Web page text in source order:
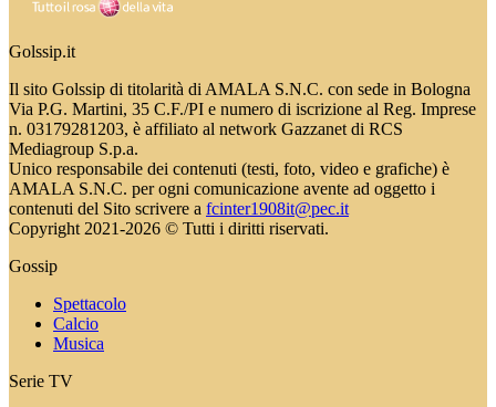
Golssip.it
Il sito Golssip di titolarità di AMALA S.N.C. con sede in Bologna
Via P.G. Martini, 35 C.F./PI e numero di iscrizione al Reg. Imprese
n. 03179281203, è affiliato al network Gazzanet di RCS
Mediagroup S.p.a.
Unico responsabile dei contenuti (testi, foto, video e grafiche) è
AMALA S.N.C. per ogni comunicazione avente ad oggetto i
contenuti del Sito scrivere a fcinter1908it@pec.it
Copyright 2021-2026 © Tutti i diritti riservati.
Gossip
Spettacolo
Calcio
Musica
Serie TV